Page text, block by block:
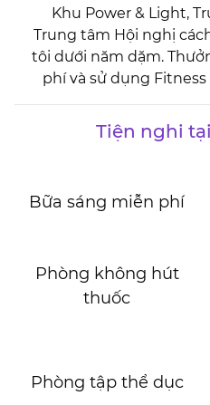
Khu Power & Light,
Trung tâm Hội nghị
tôi dưới năm dặm.
phí và sử dụng
Tiện nghi
Bữa sáng miễn phí
Phòng không hút
thuốc
Phòng tập thể dục